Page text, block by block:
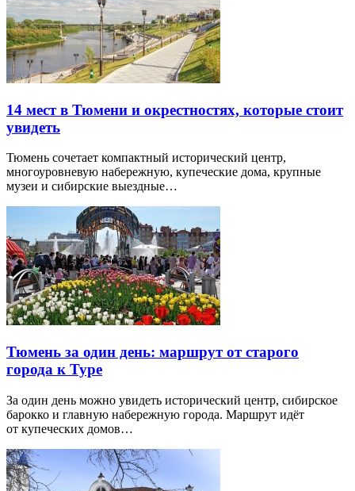
14 мест в Тюмени и окрестностях, которые стоит
увидеть
Тюмень сочетает компактный исторический центр,
многоуровневую набережную, купеческие дома, крупные
музеи и сибирские выездные…
Тюмень за один день: маршрут от старого
города к Туре
За один день можно увидеть исторический центр, сибирское
барокко и главную набережную города. Маршрут идёт
от купеческих домов…